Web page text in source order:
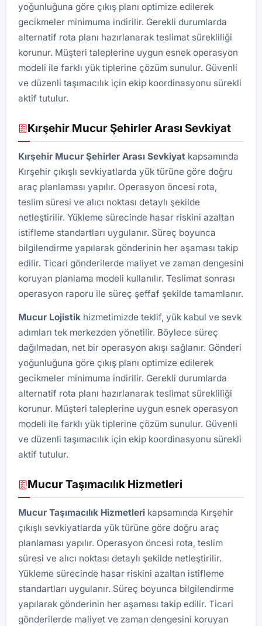
yoğunluğuna göre çıkış planı optimize edilerek
gecikmeler minimuma indirilir. Gerekli durumlarda
alternatif rota planı hazırlanarak teslimat sürekliliği
korunur. Müşteri taleplerine uygun esnek operasyon
modeli ile farklı yük tiplerine çözüm sunulur. Güvenli
ve düzenli taşımacılık için ekip koordinasyonu sürekli
aktif tutulur.
Kırşehir Mucur Şehirler Arası Sevkiyat
Kırşehir Mucur Şehirler Arası Sevkiyat kapsamında
Kırşehir çıkışlı sevkiyatlarda yük türüne göre doğru
araç planlaması yapılır. Operasyon öncesi rota,
teslim süresi ve alıcı noktası detaylı şekilde
netleştirilir. Yükleme sürecinde hasar riskini azaltan
istifleme standartları uygulanır. Süreç boyunca
bilgilendirme yapılarak gönderinin her aşaması takip
edilir. Ticari gönderilerde maliyet ve zaman dengesini
koruyan planlama modeli kullanılır. Teslimat sonrası
operasyon raporu ile süreç şeffaf şekilde tamamlanır.
Mucur Lojistik hizmetimizde teklif, yük kabul ve sevk
adımları tek merkezden yönetilir. Böylece süreç
dağılmadan, net bir operasyon akışı sağlanır. Gönderi
yoğunluğuna göre çıkış planı optimize edilerek
gecikmeler minimuma indirilir. Gerekli durumlarda
alternatif rota planı hazırlanarak teslimat sürekliliği
korunur. Müşteri taleplerine uygun esnek operasyon
modeli ile farklı yük tiplerine çözüm sunulur. Güvenli
ve düzenli taşımacılık için ekip koordinasyonu sürekli
aktif tutulur.
Mucur Taşımacılık Hizmetleri
Mucur Taşımacılık Hizmetleri kapsamında Kırşehir
çıkışlı sevkiyatlarda yük türüne göre doğru araç
planlaması yapılır. Operasyon öncesi rota, teslim
süresi ve alıcı noktası detaylı şekilde netleştirilir.
Yükleme sürecinde hasar riskini azaltan istifleme
standartları uygulanır. Süreç boyunca bilgilendirme
yapılarak gönderinin her aşaması takip edilir. Ticari
gönderilerde maliyet ve zaman dengesini koruyan